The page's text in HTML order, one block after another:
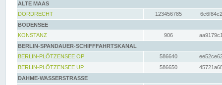
ALTE MAAS
DORDRECHT
123456785
BODENSEE
KONSTANZ
906
BERLIN-SPANDAUER-SCHIFFFAHRTSKANAL
BERLIN-PLÖTZENSEE OP
586640
BERLIN-PLÖTZENSEE UP
586650
DAHME-WASSERSTRASSE